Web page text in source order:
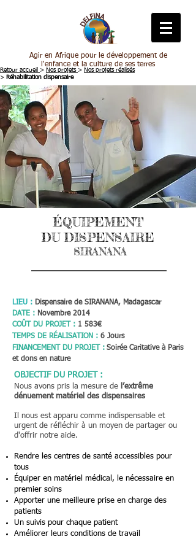
Agir en Afrique pour le développement de
l'enfance et la culture de ses terres
Retour accueil > Nos projets > Nos projets réalisés
> Réhabilitation dispensaire
ÉQUIPEMENT
DU DISPENSAIRE
SIRANANA
LIEU : Dispensaire de SIRANANA, Madagascar
DATE : Novembre 2014
COÛT DU PROJET : 1 583€
TEMPS DE RÉALISATION : 6 Jours
FINANCEMENT DU PROJET : Soirée Caritative à Paris
et dons en nature
OBJECTIF DU PROJET :
Nous avons pris la mesure de l’extrême
dénuement matériel des dispensaires
Il nous est apparu comme indispensable et
urgent de réfléchir à un moyen de partager ou
d'offrir notre aide.
Rendre les centres de santé accessibles pour
tous
Équiper en matériel médical, le nécessaire en
premier soins
Apporter une meilleure prise en charge des
patients
Un suivis pour chaque patient
Améliorer leurs conditions de travail
e
m
a
t
é
r
i
e
l